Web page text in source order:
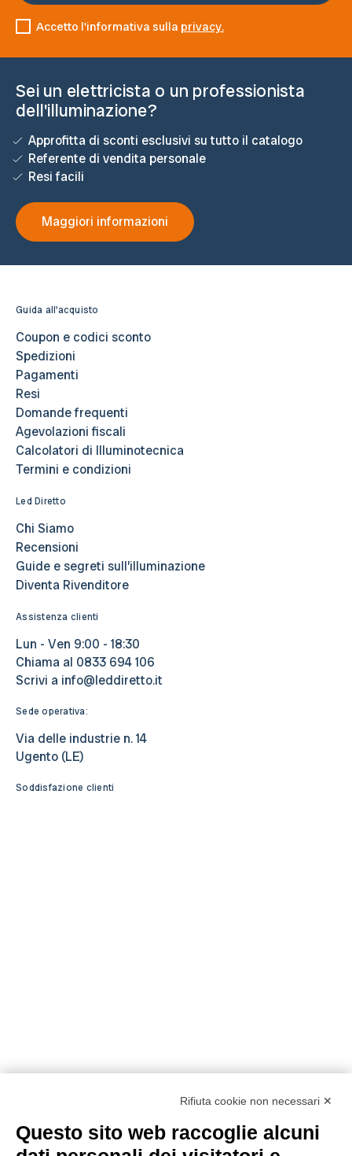
Accetto l'informativa sulla privacy.
Sei un elettricista o un professionista
dell'illuminazione?
Approfitta di sconti esclusivi su tutto il catalogo
Referente di vendita personale
Resi facili
Maggiori informazioni
Guida all'acquisto
Coupon e codici sconto
Spedizioni
Pagamenti
Resi
Domande frequenti
Agevolazioni fiscali
Calcolatori di Illuminotecnica
Termini e condizioni
Led Diretto
Chi Siamo
Recensioni
Guide e segreti sull’illuminazione
Diventa Rivenditore
Assistenza clienti
Lun - Ven 9:00 - 18:30
Chiama al 0833 694 106
Scrivi a info@leddiretto.it
Sede operativa:
Via delle industrie n. 14
Ugento (LE)
Soddisfazione clienti
Metodi di pagamento
Rifiuta cookie non necessari ✕
Questo sito web raccoglie alcuni